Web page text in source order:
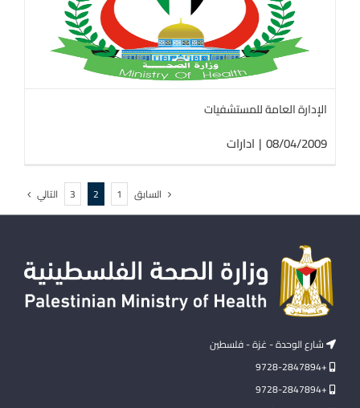
الإدارة العامة للمستشفيات
08/04/2009
| ادارات
السابق 1
2
3 التالي
شارع الوحدة - غزة - فلسطين
+9728-2847894
+9728-2847894